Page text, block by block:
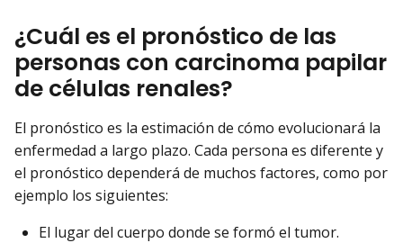
¿Cuál es el pronóstico de las
personas con carcinoma papilar
de células renales?
El pronóstico es la estimación de cómo evolucionará la
enfermedad a largo plazo. Cada persona es diferente y
el pronóstico dependerá de muchos factores, como por
ejemplo los siguientes:
El lugar del cuerpo donde se formó el tumor.